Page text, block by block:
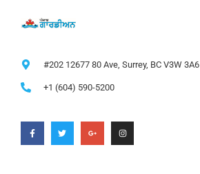
#202 12677 80 Ave, Surrey, BC V3W 3A6
+1 (604) 590-5200